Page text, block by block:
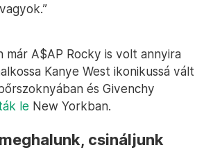
már A$AP Rocky is volt annyira
Kanye West ikonikussá vált
és Givenchy
le New Yorkban.
csináljunk